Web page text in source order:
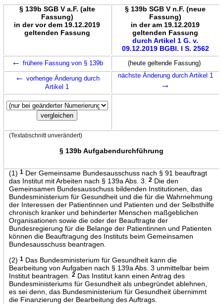
§ 139b SGB V a.F. (alte
Fassung)
in der vor dem 19.12.2019
geltenden Fassung
§ 139b SGB V n.F. (neue
Fassung)
in der am 19.12.2019
geltenden Fassung
durch Artikel 1 G. v.
09.12.2019 BGBl. I S. 2562
← frühere Fassung von § 139b (heute geltende Fassung)
← vorherige Änderung durch
Artikel 1
nächste Änderung durch Artikel 1
→
(Textabschnitt unverändert)
§ 139b Aufgabendurchführung
(1) 1Der Gemeinsame Bundesausschuss nach § 91 beauftragt
das Institut mit Arbeiten nach § 139a Abs. 3.
2Die den
Gemeinsamen Bundesausschuss bildenden Institutionen, das
Bundesministerium für Gesundheit und die für die Wahrnehmung
der Interessen der Patientinnen und Patienten und der Selbsthilfe
chronisch kranker und behinderter Menschen maßgeblichen
Organisationen sowie die oder der Beauftragte der
Bundesregierung für die Belange der Patientinnen und Patienten
können die Beauftragung des Instituts beim Gemeinsamen
Bundesausschuss beantragen.
(2) 1Das Bundesministerium für Gesundheit kann die
Bearbeitung von Aufgaben nach § 139a Abs. 3 unmittelbar beim
Institut beantragen.
2Das Institut kann einen Antrag des
Bundesministeriums für Gesundheit als unbegründet ablehnen,
es sei denn, das Bundesministerium für Gesundheit übernimmt
die Finanzierung der Bearbeitung des Auftrags.